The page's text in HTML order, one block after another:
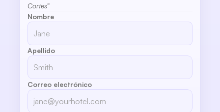
Cortes”
Nombre
Apellido
Correo electrónico